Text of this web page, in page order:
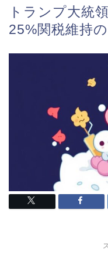
トランプ大統
25%関税維持